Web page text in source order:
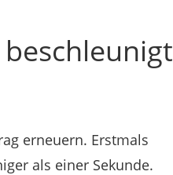
erneuern. Erstmals
als einer Sekunde.